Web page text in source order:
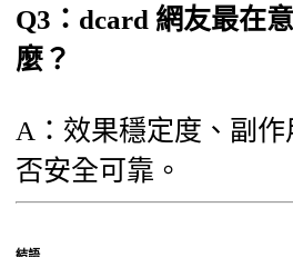
Q3：dcard 網友最在
麼？
A：效果穩定度、副
否安全可靠。